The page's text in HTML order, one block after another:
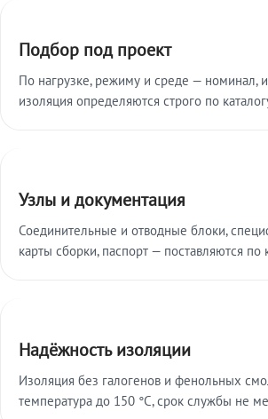
Подбор под проект
По нагрузке, режиму и среде — номинал,
изоляция определяются строго по
Узлы и документация
Соединительные и отводные блоки,
карты сборки, паспорт — поставляются по
Надёжность изоляции
Изоляция без галогенов и фенольных
температура до 150 °C, срок службы не